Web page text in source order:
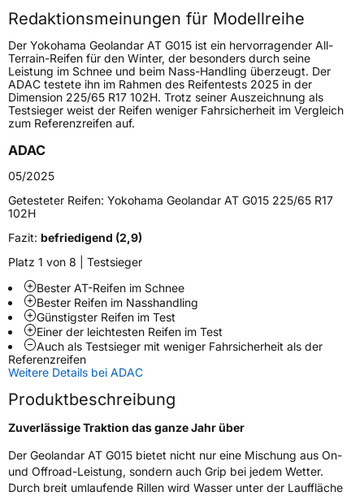
Höchstgeschwindigkeit
210 km/h
Lastindex112
Höchstlast1120 kg
Generelle Merkmale
Fahrzeugtyp
Verwendung
ModellnameGeolandar AT G015
FahrzeugartPKW & SUV
Weitere Eigenschaften
SchlauchtypTL
ZustandNeureifen
OffroadJa
EffizienzE
Redaktionsmeinungen für Modellreihe
Der Yokohama Geolandar AT G015 ist ein hervorragender All-
Terrain-Reifen für den Winter, der besonders durch seine
Leistung im Schnee und beim Nass-Handling überzeugt. Der
ADAC testete ihn im Rahmen des Reifentests 2025 in der
Dimension 225/65 R17 102H. Trotz seiner Auszeichnung als
Testsieger weist der Reifen weniger Fahrsicherheit im Vergleich
zum Referenzreifen auf.
ADAC
05/2025
Getesteter Reifen: Yokohama Geolandar AT G015 225/65 R17
102H
Fazit: befriedigend (2,9)
Platz 1 von 8 | Testsieger
Bester AT-Reifen im Schnee
Bester Reifen im Nasshandling
Günstigster Reifen im Test
Einer der leichtesten Reifen im Test
Auch als Testsieger mit weniger Fahrsicherheit als der
Referenzreifen
Weitere Details bei ADAC
Produktbeschreibung
Zuverlässige Traktion das ganze Jahr über
Der Geolandar AT G015 bietet nicht nur eine Mischung aus On-
und Offroad-Leistung, sondern auch Grip bei jedem Wetter.
Durch breit umlaufende Rillen wird Wasser unter der Lauffläche